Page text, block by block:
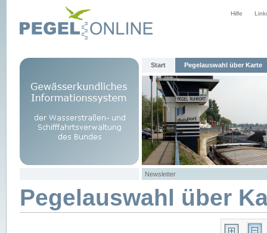
Hilfe
Start Pegelauswahl über Karte
Newsletter
Pegelauswahl über